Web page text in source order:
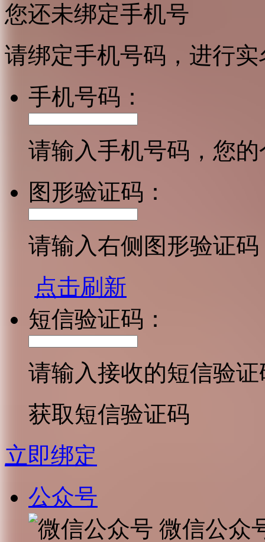
您还未绑定手机号
请绑定手机号码，进行
手机号码：
请输入手机号码，您
图形验证码：
请输入右侧图形验证码
点击刷新
短信验证码：
请输入接收的短信验证
获取短信验证码
立即绑定
公众号
微信公众